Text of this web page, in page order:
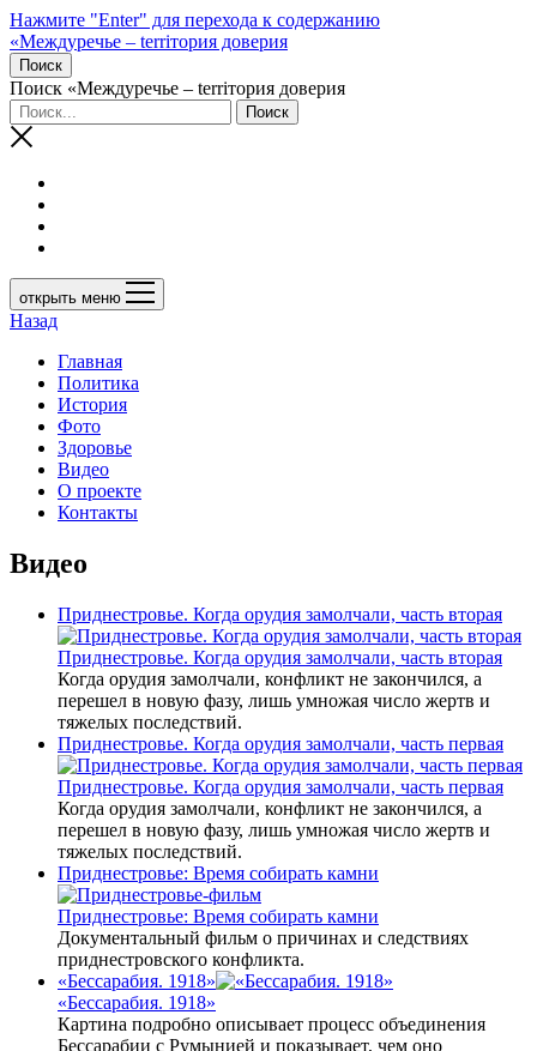
Нажмите "Enter" для перехода к содержанию
«Междуречье – terriтория доверия
Поиск
Поиск «Междуречье – terriтория доверия
открыть меню
Назад
Главная
Политика
История
Фото
Здоровье
Видео
О проекте
Контакты
Видео
Приднестровье. Когда орудия замолчали, часть вторая
Приднестровье. Когда орудия замолчали, часть вторая
Когда орудия замолчали, конфликт не закончился, а
перешел в новую фазу, лишь умножая число жертв и
тяжелых последствий.
Приднестровье. Когда орудия замолчали, часть первая
Приднестровье. Когда орудия замолчали, часть первая
Когда орудия замолчали, конфликт не закончился, а
перешел в новую фазу, лишь умножая число жертв и
тяжелых последствий.
Приднестровье: Время собирать камни
Приднестровье: Время собирать камни
Документальный фильм о причинах и следствиях
приднестровского конфликта.
«Бессарабия. 1918»
«Бессарабия. 1918»
Картина подробно описывает процесс объединения
Бессарабии с Румынией и показывает, чем оно